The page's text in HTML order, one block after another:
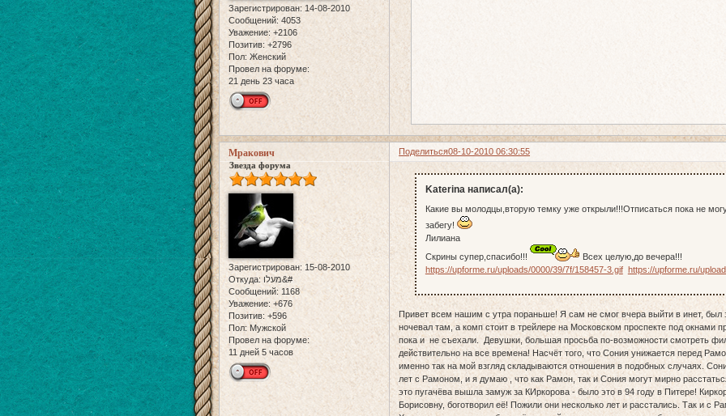
Зарегистрирован: 14-08-2010
Сообщений: 4053
Уважение: +2106
Позитив: +2796
Пол: Женский
Провел на форуме:
21 день 23 часа
Поделиться08-10-2010 06:30:55
Мракович
Звезда форума
Зарегистрирован: 15-08-2010
Откуда:
מעלו&#
Сообщений: 1168
Уважение: +676
Позитив: +596
Пол: Мужской
Провел на форуме:
11 дней 5 часов
Katerina написал(а):
Какие вы молодцы,вторую темку уже открыли!!!Отписаться пока не
забегу!
Лилиана
Скрины супер,спасибо!!!
Всех целую,до вечера!!!
https://upforme.ru/uploads/0000/39/7f/158457-3.gif https://upforme.ru/
Привет всем нашим с утра пораньше! Я сам не смог вчера выйти в инет, был
ночевал там, а комп стоит в трейлере на Московском проспекте под окнами
пока и не съехали. Девушки, большая просьба по-возможности смотреть
действительно на все времена! Насчёт того, что Сония унижается перед
именно так на мой взгляд складываются отношения в подобных случаях.
лет с Рамоном, и я думаю , что как Рамон, так и Сония могут мирно
это пугачёва вышла замуж за КИркорова - было это в 94 году в Питере!
Борисовну, боготворил её! Пожили они несколько лет и расстались. Так и с